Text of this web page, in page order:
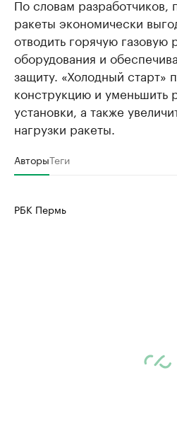
По словам разработчиков,
ракеты экономически
отводить горячую газовую
оборудования и
защиту. «Холодный старт»
конструкцию и уменьшить
установки, а также
нагрузки ракеты.
АвторыТеги
РБК Пермь